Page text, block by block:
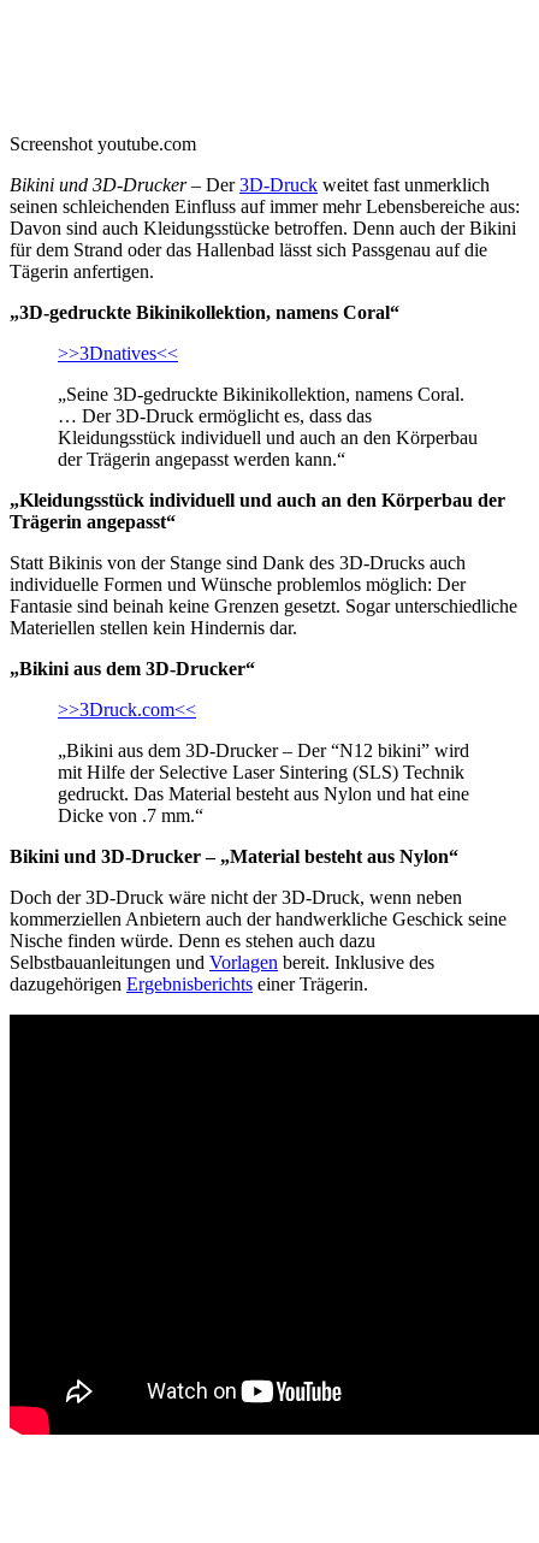
Screenshot youtube.com
Bikini und 3D-Drucker– Der3D-Druck weitet fast unmerklich
seinen schleichenden Einfluss auf immer mehr Lebensbereiche aus:
Davon sind auch Kleidungsstücke betroffen. Denn auch der Bikini
für dem Strand oder das Hallenbad lässt sich Passgenau auf die
Tägerin anfertigen.
„3D-gedruckte Bikinikollektion, namens Coral“
>>3Dnatives<<
„Seine 3D-gedruckte Bikinikollektion, namens Coral.
… Der 3D-Druck ermöglicht es, dass das
Kleidungsstück individuell und auch an den Körperbau
der Trägerin angepasst werden kann.“
„Kleidungsstück individuell und auch an den Körperbau der
Trägerin angepasst“
Statt Bikinis von der Stange sind Dank des 3D-Drucks auch
individuelle Formen und Wünsche problemlos möglich: Der
Fantasie sind beinah keine Grenzen gesetzt. Sogar unterschiedliche
Materiellen stellen kein Hindernis dar.
„Bikini aus dem 3D-Drucker“
>>3Druck.com<<
„Bikini aus dem 3D-Drucker – Der “N12 bikini” wird
mit Hilfe der Selective Laser Sintering (SLS) Technik
gedruckt. Das Material besteht aus Nylon und hat eine
Dicke von .7 mm.“
Bikini und 3D-Drucker – „Material besteht aus Nylon“
Doch der 3D-Druck wäre nicht der 3D-Druck, wenn neben
kommerziellen Anbietern auch der handwerkliche Geschick seine
Nische finden würde. Denn es stehen auch dazu
Selbstbauanleitungen und Vorlagen bereit. Inklusive des
dazugehörigen Ergebnisberichts einer Trägerin.